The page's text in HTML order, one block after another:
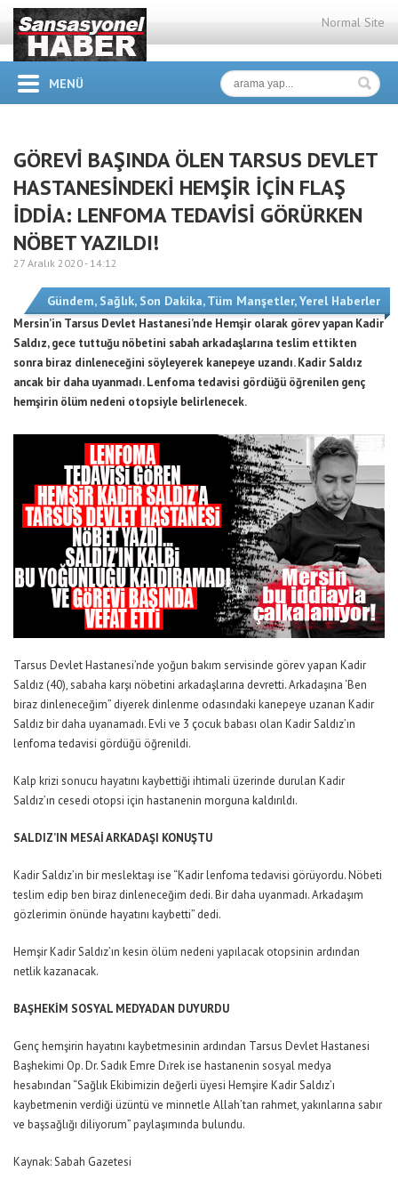
Normal Site
MENÜ
GÖREVİ BAŞINDA ÖLEN TARSUS DEVLET
HASTANESİNDEKİ HEMŞİR İÇİN FLAŞ
İDDİA: LENFOMA TEDAVİSİ GÖRÜRKEN
NÖBET YAZILDI!
27 Aralık 2020 - 14:12
Gündem, Sağlık, Son Dakika,Tüm Manşetler,Yerel Haberler
Mersin’in Tarsus Devlet Hastanesi’nde Hemşir olarak görev yapan Kadir
Saldız, gece tuttuğu nöbetini sabah arkadaşlarına teslim ettikten
sonra biraz dinleneceğini söyleyerek kanepeye uzandı. Kadir Saldız
ancak bir daha uyanmadı. Lenfoma tedavisi gördüğü öğrenilen genç
hemşirin ölüm nedeni otopsiyle belirlenecek.
Tarsus Devlet Hastanesi’nde yoğun bakım servisinde görev yapan Kadir
Saldız (40), sabaha karşı nöbetini arkadaşlarına devretti. Arkadaşına ‘Ben
biraz dinleneceğim” diyerek dinlenme odasındaki kanepeye uzanan Kadir
Saldız bir daha uyanamadı. Evli ve 3 çocuk babası olan Kadir Saldız’ın
lenfoma tedavisi gördüğü öğrenildi.
Kalp krizi sonucu hayatını kaybettiği ihtimali üzerinde durulan Kadir
Saldız’ın cesedi otopsi için hastanenin morguna kaldırıldı.
SALDIZ’IN MESAİ ARKADAŞI KONUŞTU
Kadir Saldız’ın bir meslektaşı ise “Kadir lenfoma tedavisi görüyordu. Nöbeti
teslim edip ben biraz dinleneceğim dedi. Bir daha uyanmadı. Arkadaşım
gözlerimin önünde hayatını kaybetti” dedi.
Hemşir Kadir Saldız’ın kesin ölüm nedeni yapılacak otopsinin ardından
netlik kazanacak.
BAŞHEKİM SOSYAL MEDYADAN DUYURDU
Genç hemşirin hayatını kaybetmesinin ardından Tarsus Devlet Hastanesi
Başhekimi Op. Dr. Sadık Emre Dı̇rek ise hastanenin sosyal medya
hesabından “Sağlık Ekibimizin değerli üyesi Hemşire Kadir Saldız’ı
kaybetmenin verdiği üzüntü ve minnetle Allah’tan rahmet, yakınlarına sabır
ve başsağlığı diliyorum” paylaşımında bulundu.
Kaynak: Sabah Gazetesi